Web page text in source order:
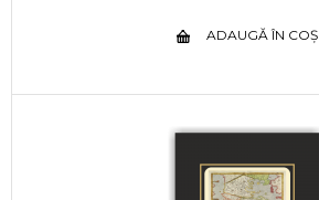
ADAUGĂ ÎN COȘ